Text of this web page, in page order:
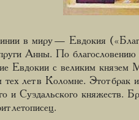
в миру — Евдокия
Анны. По
Евдокии с великим
тех лет в Коломне. Этот брак
и Суздальского княжеств.
летописец.